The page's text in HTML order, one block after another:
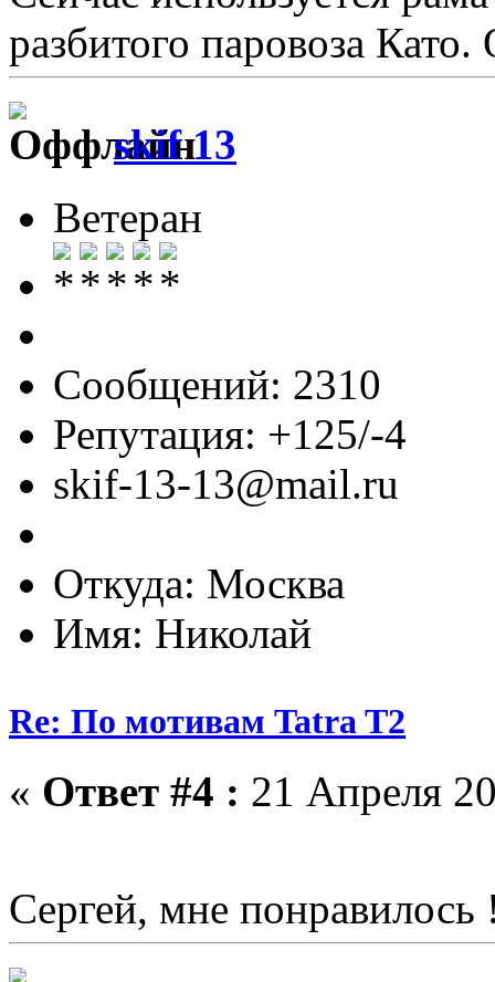
разбитого паровоза
skif 13
Ветеран
Сообщений: 2310
Репутация: +125/-4
skif-13-13@mail.ru
Откуда: Москва
Имя: Николай
Re: По мотивам Tatra T2
« Ответ #4 : 21 Апреля
Сергей, мне